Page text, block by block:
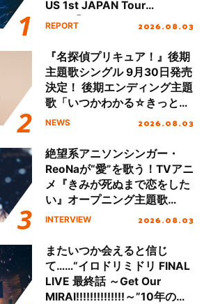
US 1st JAPAN Tour
Final「NICE to meet YOU
ート!!
REPORT 2026.08.03
『名探偵プリキュア！』後期
主題歌シングル 9月30日発売
決定！ 後期エンディング主題
歌「いつかわかる☆きっとあ
える」TVサイズ先行配信開
NEWS 2026.08.03
絶望系アニソンシンガー・
ReoNaが“愛”を歌う！TVアニ
メ『きみが死ぬまで恋をした
い』オープニング主題歌
「Amore」インタビュー
INTERVIEW 2026.08.03
またいつか会えると信じ
て……“イロドリミドリ FINAL
LIVE 最終話 ～Get Our
MIRAI!!!!!!!!!!!!!!～”10年の活